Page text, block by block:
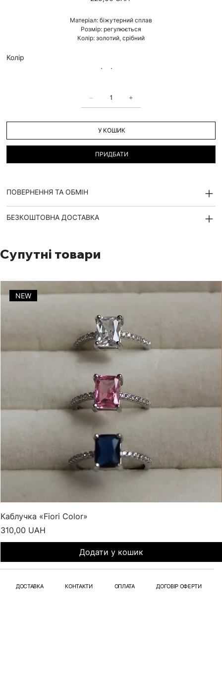
Матеріал: біжутерний сплав
Розмір: регулюється
Колір: золотий, срібний
Колір
У КОШИК
ПРИДБАТИ
ПОВЕРНЕННЯ ТА ОБМІН
БЕЗКОШТОВНА ДОСТАВКА
Супутні товари
NEW
Каблучка «Fiori Color»
Ціна
310,00 UAH
Додати у кошик
ДОСТАВКА КОНТАКТИ ОПЛАТА ДОГОВІР ОФЕРТИ